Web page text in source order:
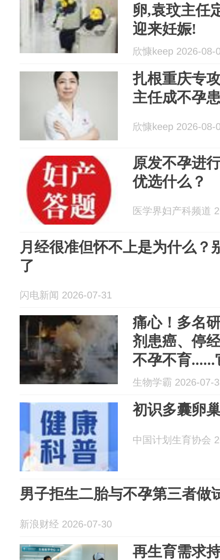
卵,袁玟主任
迎来妊娠!
欣慷keep 2026-08-
扎根重庆专
主任成不孕
欣慷keep 2026-08-
原发不孕进
优选什么？
医学界妇产科频道
月经很准但怀不上是为什么？
了
闪电新闻 2026-07-31
痛心！多名
剂患癌、停
不孕不育
生物学霸 2026-07-
初识多囊卵
中国计划生育协会
男子拒生二胎与不孕第三者做
新浪财经 2026-07-30
再生育需求